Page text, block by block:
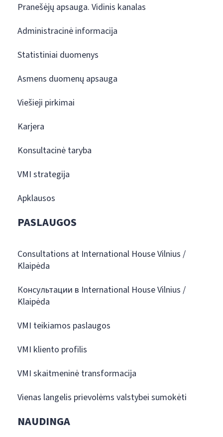
Pranešėjų apsauga. Vidinis kanalas
Administracinė informacija
Statistiniai duomenys
Asmens duomenų apsauga
Viešieji pirkimai
Karjera
Konsultacinė taryba
VMI strategija
Apklausos
PASLAUGOS
Consultations at International House Vilnius /
Klaipėda
Консультации в International House Vilnius /
Klaipėda
VMI teikiamos paslaugos
VMI kliento profilis
VMI skaitmeninė transformacija
Vienas langelis prievolėms valstybei sumokėti
NAUDINGA